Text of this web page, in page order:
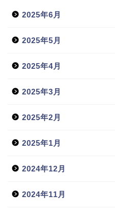
2025年6月
2025年5月
2025年4月
2025年3月
2025年2月
2025年1月
2024年12月
2024年11月